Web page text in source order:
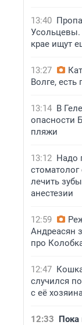
13:40
Усольцевы.
крае ищут
13:27
Волге, есть
13:14 В
опасности
пляжи
13:12 Надо
лечить
анестезии
12:59
Андреасян
про
12:47
случился
с её
12:33 Пока